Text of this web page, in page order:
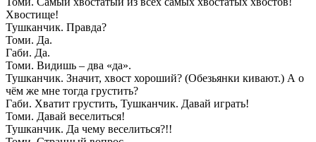
Хвостище!
Тушканчик. Правда?
Томи. Да.
Габи. Да.
Томи. Видишь – два «да».
Тушканчик. Значит, хвост хороший? (Обезьянки кивают.) А о
чём же мне тогда грустить?
Габи. Хватит грустить, Тушканчик. Давай играть!
Томи. Давай веселиться!
Тушканчик. Да чему веселиться?!!